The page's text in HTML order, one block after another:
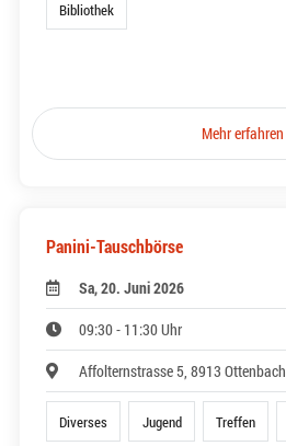
Bibliothek
Mehr erfahren
Panini-Tauschbörse
Sa, 20. Juni 2026
09:30 - 11:30 Uhr
Affolternstrasse 5, 8913 Ottenbach
Diverses Jugend Treffen